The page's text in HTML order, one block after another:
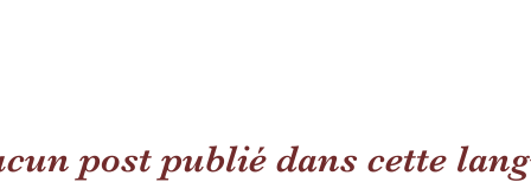
post publié dans cette